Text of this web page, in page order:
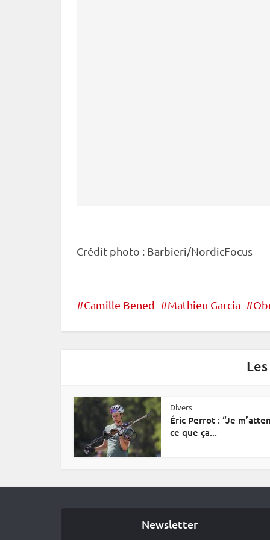
Crédit photo : Barbieri/NordicFocus
Camille Bened Mathieu Garcia
Divers
Éric Perrot : “Je
ce que ça...
Newsletter